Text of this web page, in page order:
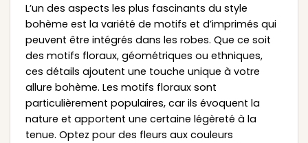
L’un des aspects les plus fascinants du style
bohème est la variété de motifs et d’imprimés qui
peuvent être intégrés dans les robes. Que ce soit
des motifs floraux, géométriques ou ethniques,
ces détails ajoutent une touche unique à votre
allure bohème. Les motifs floraux sont
particulièrement populaires, car ils évoquent la
nature et apportent une certaine légèreté à la
tenue. Optez pour des fleurs aux couleurs